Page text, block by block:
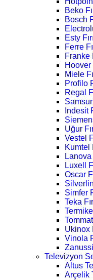
Beko
Bosch
Esty
Ferre
Franke
Hoover
Miele
Profilo
Regal
Indesit
Uğur
Vestel
Kumtel
Lanova
Luxell
Oscar
Simfer
Teka
Ukinox
Vinola
Televizyon
Altus
Arçelik